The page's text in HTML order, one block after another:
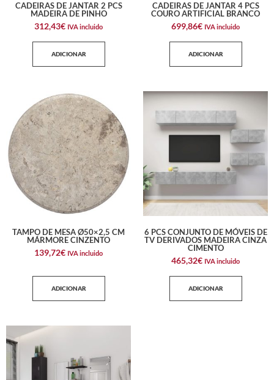
CADEIRAS DE JANTAR 2 PCS
MADEIRA DE PINHO
312,43€ IVA incluido
ADICIONAR
CADEIRAS DE JANTAR 4 PCS
COURO ARTIFICIAL BRANCO
699,86€ IVA incluido
ADICIONAR
TAMPO DE MESA Ø50×2,5 CM
MÁRMORE CINZENTO
139,72€ IVA incluido
ADICIONAR
6 PCS CONJUNTO DE MÓVEIS DE
TV DERIVADOS MADEIRA CINZA
CIMENTO
465,32€ IVA incluido
ADICIONAR